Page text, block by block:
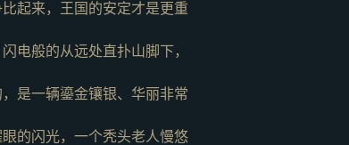
起来，王国的安定才是更重
电般的从远处直扑山脚下，
是一辆鎏金镶银、华丽非常
的闪光，一个秃头老人慢悠